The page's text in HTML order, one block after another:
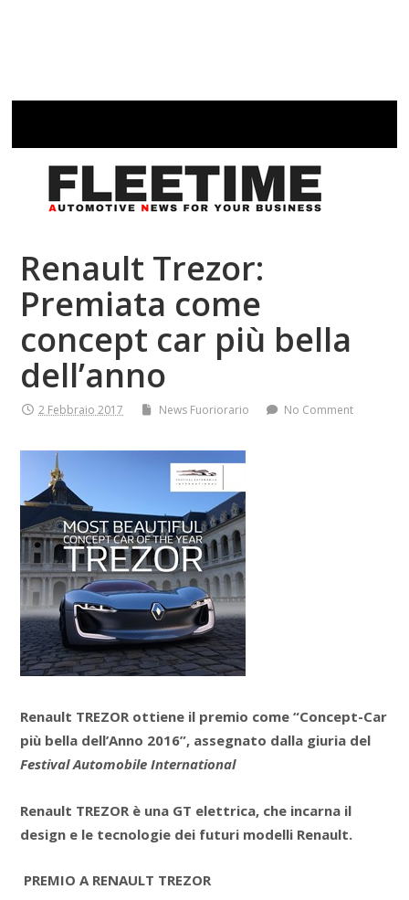
Renault Trezor:
Premiata come
concept car più bella
dell’anno
2 Febbraio 2017 News Fuoriorario No Comment
Renault TREZOR ottiene il premio come “Concept-Car
più bella dell’Anno 2016”, assegnato dalla giuria del
Festival Automobile International
Renault TREZOR è una GT elettrica, che incarna il
design e le tecnologie dei futuri modelli Renault.
PREMIO A RENAULT TREZOR